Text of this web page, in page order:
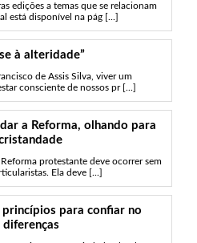
edições a temas que se relacionam
está disponível na pág [...]
à alteridade”
de Assis Silva, viver um
consciente de nossos pr [...]
a Reforma, olhando para
protestante deve ocorrer sem
Ela deve [...]
para confiar no